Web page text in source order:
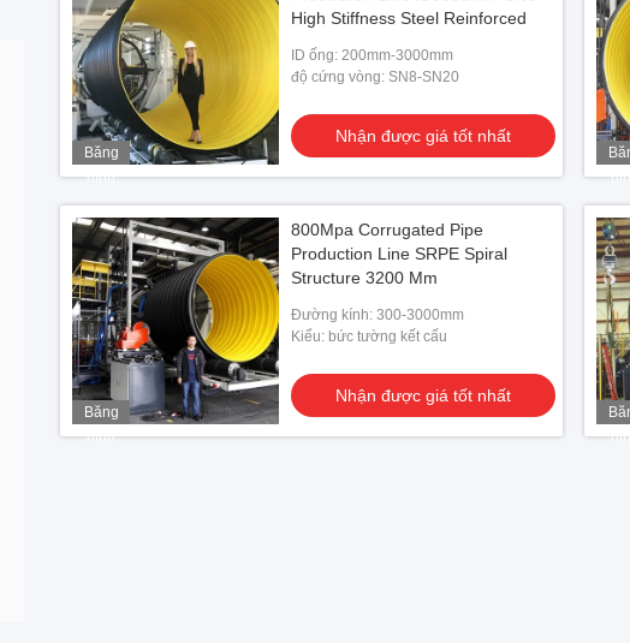
Băng
hình
High Stiffness Steel Reinforced
ID ống: 200mm-3000mm
độ cứng vòng: SN8-SN20
Nhận được giá tốt nhất
Băng
hình
800Mpa Corrugated Pipe
Production Line SRPE Spiral
Structure 3200 Mm
Đường kính: 300-3000mm
Kiểu: bức tường kết cấu
Nhận được giá tốt nhất